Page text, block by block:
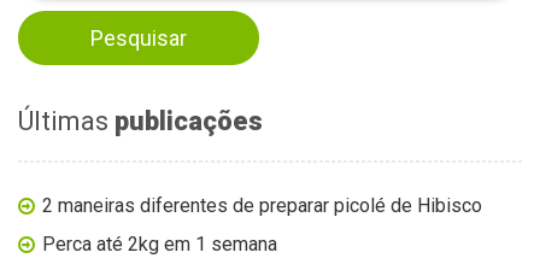
Últimas publicações
2 maneiras diferentes de preparar picolé de Hibisco
Perca até 2kg em 1 semana